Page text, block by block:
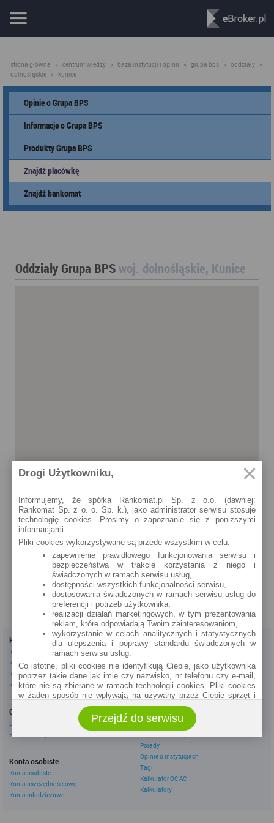
strona główna » centrum wiedzy » baza instytucji i opinii » grupa bps » oddziały »
dolnośląskie » kunice
Opinie o Grupa BPS
Informacje o Grupa BPS
Produkty Grupa BPS
Znajdź placówkę
Znajdź bankomat
Oddziały Grupa BPS woj. dolnośląskie, Kunice
Kunice
zobacz na mapie »
Kredyty
Kredyty gotówkowe
Kredyty hipoteczne
Kredyty konsolidacyjne
Kredyty na samochód
Oszczędzanie
Lokaty
Konta oszczędnościowe
Konta osobiste
Konta osobiste
Konta oszczędnościowe
Konta młodzieżowe
Dla firm
Konta firmowe
Leasingi
Inne
eBroker Ekstra
Artykuły
Porady
Opinie o instytucjach
Tagi
Kalkulator OC AC
Kalkulatory
Drogi Użytkowniku,
Informujemy, że spółka Rankomat.pl Sp. z o.o. (dawniej:
Rankomat Sp. z o. o. Sp. k.), jako administrator serwisu stosuje
technologię cookies. Prosimy o zapoznanie się z poniższymi
informacjami:
Pliki cookies wykorzystywane są przede wszystkim w celu:
zapewnienie prawidłowego funkcjonowania serwisu i
bezpieczeństwa w trakcie korzystania z niego i
świadczonych w ramach serwisu usług,
dostępności wszystkich funkcjonalności serwisu,
dostosowania świadczonych w ramach serwisu usług do
preferencji i potrzeb użytkownika,
realizacji działań marketingowych, w tym prezentowania
reklam, które odpowiadają Twoim zainteresowaniom,
wykorzystanie w celach analitycznych i statystycznych
dla ulepszenia i poprawy standardu świadczonych w
ramach serwisu usług.
Co istotne, pliki cookies nie identyfikują Ciebie, jako użytkownika
poprzez takie dane jak imię czy nazwisko, nr telefonu czy e-mail,
które nie są zbierane w ramach technologii cookies. Pliki cookies
w żaden sposób nie wpływają na używany przez Ciebie sprzęt i
Zakres wykorzystywania plików cookies możliwy jest do
określenia w ustawieniach przeglądarki każdego użytkownika. Bez
wprowadzenia zmian ustawień, informacje w plikach cookies mogą
być zapisywane w pamięci Twojego urządzenia.
Administratorem danych pozyskiwanych w technologii cookies jest
spółka Rankomat.pl Sp. z o.o. (dawniej: Rankomat Sp. z o. o. Sp.
k.) z siedzibą w Warszawie, ul. Wolska 88, 01 - 141 Warszawa.
Możesz jako użytkownik w każdym czasie skontaktować się z
administratorem pod adresem bok@ebroker.pl, jak również wyrazić
Przejdź do serwisu